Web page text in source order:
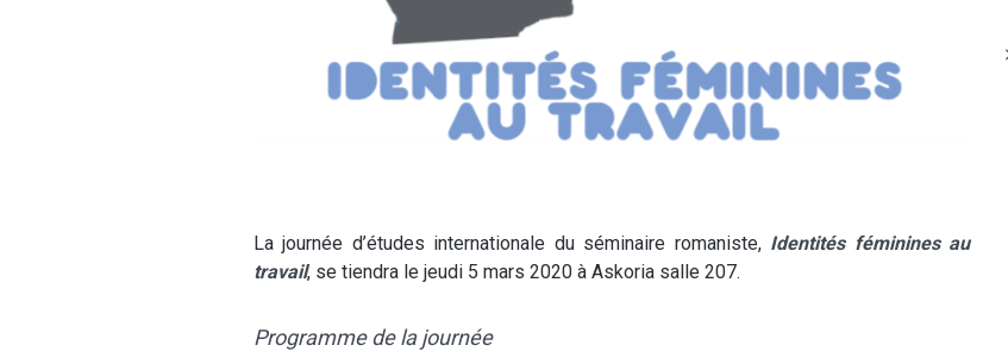
La journée d’études internationale du séminaire romaniste, Identités féminines au
travail, se tiendra le jeudi 5 mars 2020 à Askoria salle 207.
Programme de la journée